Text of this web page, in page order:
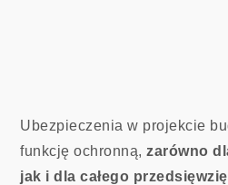
Ubezpieczenia w projekcie
funkcję ochronną,zarówno
jak i dla całego